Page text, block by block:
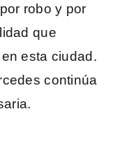
robo y por
que
esta ciudad.
continúa